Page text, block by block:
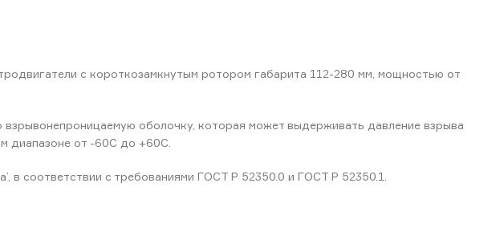
с короткозамкнутым ротором габарита 112-280 мм, мощностью от
оболочку, которая может выдерживать давление взрыва
диапазоне от -60C до +60C.
в соответствии с требованиями ГОСТ Р 52350.0 и ГОСТ Р 52350.1.